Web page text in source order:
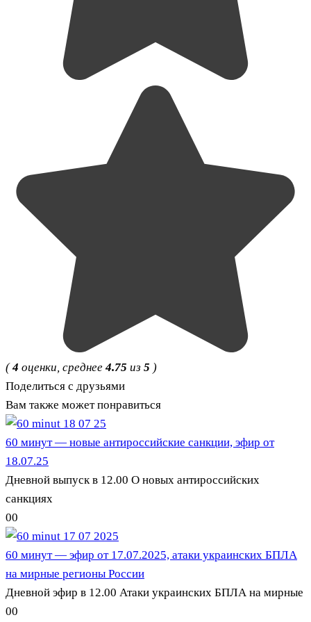
(4 оценки, среднее4.75 из 5 )
Поделиться с друзьями
Вам также может понравиться
60 минут — новые антироссийские санкции, эфир от
18.07.25
Дневной выпуск в 12.00 О новых антироссийских
санкциях
00
60 минут — эфир от 17.07.2025, атаки украинских БПЛА
на мирные регионы России
Дневной эфир в 12.00 Атаки украинских БПЛА на мирные
00